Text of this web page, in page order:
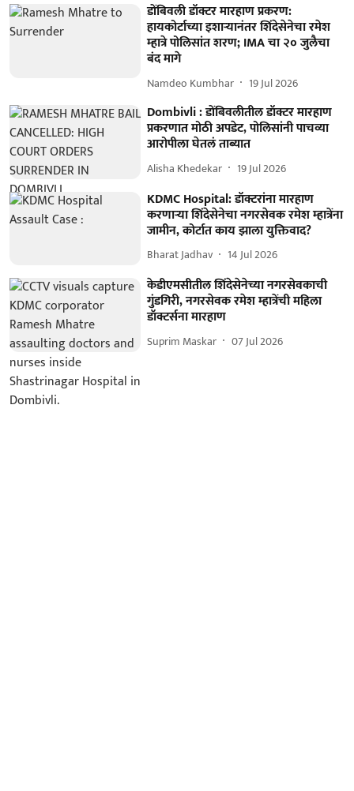
डोंबिवली डॉक्टर मारहाण प्रकरण:
हायकोर्टाच्या इशाऱ्यानंतर शिंदेसेनेचा रमेश
म्हात्रे पोलिसांत शरण; IMA चा २० जुलैचा
बंद मागे
Namdeo Kumbhar 19 Jul 2026
Dombivli : डोंबिवलीतील डॉक्टर मारहाण
प्रकरणात मोठी अपडेट, पोलिसांनी पाचव्या
आरोपीला घेतलं ताब्यात
Alisha Khedekar 19 Jul 2026
KDMC Hospital: डॉक्टरांना मारहाण
करणाऱ्या शिंदेसेनेचा नगरसेवक रमेश म्हात्रेंना
जामीन, कोर्टात काय झाला युक्तिवाद?
Bharat Jadhav 14 Jul 2026
केडीएमसीतील शिंदेसेनेच्या नगरसेवकाची
गुंडगिरी, नगरसेवक रमेश म्हात्रेंची महिला
डॉक्टर्सना मारहाण
Suprim Maskar 07 Jul 2026